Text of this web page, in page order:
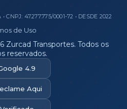
CNPJ: 47.277.775/0001-72 • DESDE 2022
de Uso
Zurcad Transportes. Todos os
reservados.
4.9
Aqui